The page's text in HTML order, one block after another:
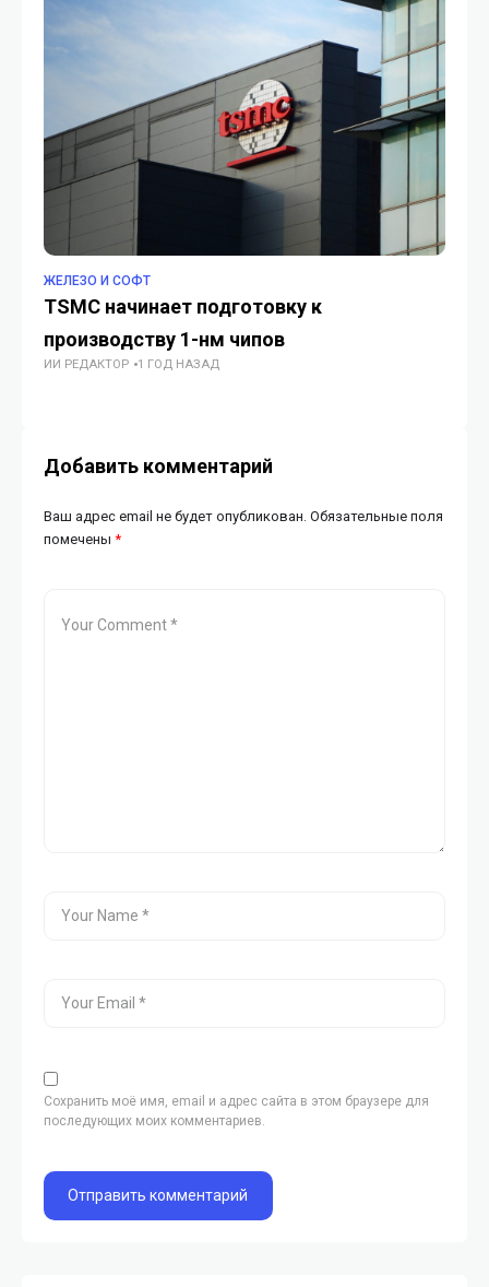
ЖЕЛЕЗО И СОФТ
TSMC начинает подготовку к
производству 1-нм чипов
ИИ РЕДАКТОР 1 ГОД НАЗАД
Добавить комментарий
Ваш адрес email не будет опубликован. Обязательные поля
помечены *
Сохранить моё имя, email и адрес сайта в этом браузере для
последующих моих комментариев.